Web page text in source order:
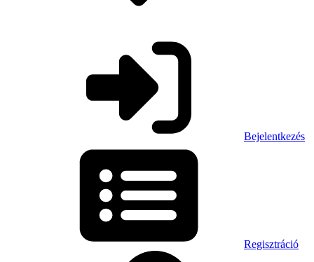
Bejelentkezés
Regisztráció